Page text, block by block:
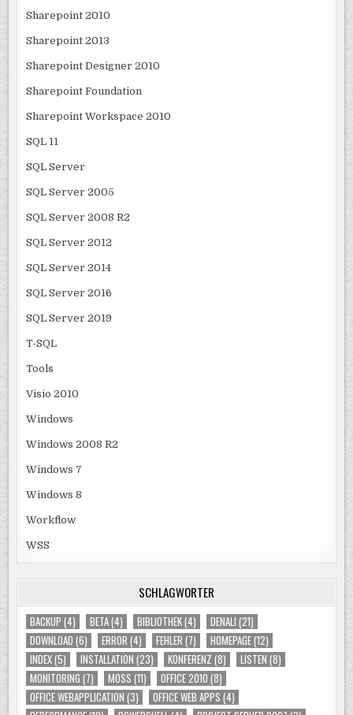
Sharepoint 2010
Sharepoint 2013
Sharepoint Designer 2010
Sharepoint Foundation
Sharepoint Workspace 2010
SQL 11
SQL Server
SQL Server 2005
SQL Server 2008 R2
SQL Server 2012
SQL Server 2014
SQL Server 2016
SQL Server 2019
T-SQL
Tools
Visio 2010
Windows
Windows 2008 R2
Windows 7
Windows 8
Workflow
WSS
SCHLAGWÖRTER
BACKUP (4) BETA(4) BIBLIOTHEK(4) DENALI (21)
DOWNLOAD (6) ERROR (4) FEHLER (7) HOMEPAGE(12)
INDEX(5) INSTALLATION (23) KONFERENZ (8) LISTEN (8)
MONITORING (7) MOSS (11) OFFICE 2010 (8)
OFFICE WEBAPPLICATION (3) OFFICE WEB APPS (4)